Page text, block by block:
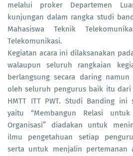
melalui proker Departemen
kunjungan dalam rangka studi
Mahasiswa Teknik
Telekomunikasi.
Kegiatan acara ini dilaksanakan
walaupun seluruh rangkaian
berlangsung secara daring
oleh seluruh pengurus baik itu dari
HMTT ITT PWT. Studi Banding ini
yaitu “Membangun Relasi
Organisasi” diadakan untuk
ilmu pengetahuan setiap
serta untuk menjalin pertemanan